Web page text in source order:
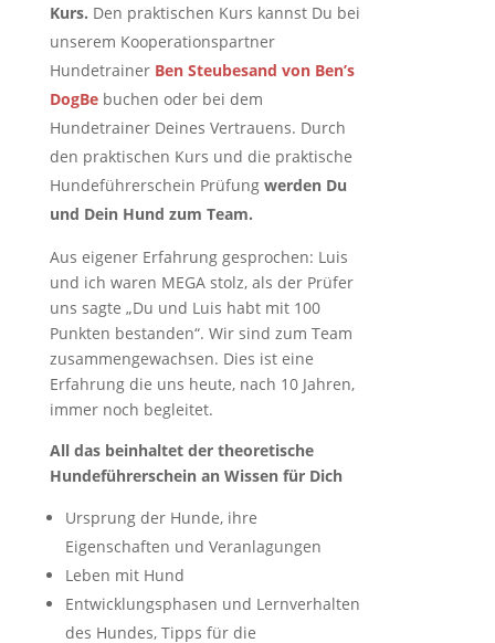
Kurs. Den praktischen Kurs kannst Du bei
unserem Kooperationspartner
Hundetrainer Ben Steubesand von Ben’s
DogBebuchen oder bei dem
Hundetrainer Deines Vertrauens. Durch
den praktischen Kurs und die praktische
Hundeführerschein Prüfung werden Du
und Dein Hund zum Team.
Aus eigener Erfahrung gesprochen: Luis
und ich waren MEGA stolz, als der Prüfer
uns sagte „Du und Luis habt mit 100
Punkten bestanden“. Wir sind zum Team
zusammengewachsen. Dies ist eine
Erfahrung die uns heute, nach 10 Jahren,
immer noch begleitet.
All das beinhaltet der theoretische
Hundeführerschein an Wissen für Dich
Ursprung der Hunde, ihre
Eigenschaften und Veranlagungen
Leben mit Hund
Entwicklungsphasen und Lernverhalten
des Hundes, Tipps für die